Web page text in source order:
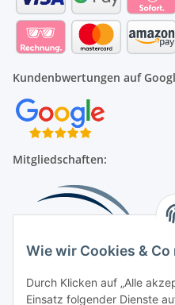
Wie wir Cookies & Co
Durch Klicken auf „Alle
Einsatz folgender Dienste
Kundenbwertungen auf
Mitgliedschaften: